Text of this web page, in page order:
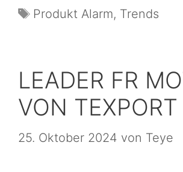
Produkt Alarm, Trends
LEADER FR
VON TEXPORT
25. Oktober 2024 von Teye